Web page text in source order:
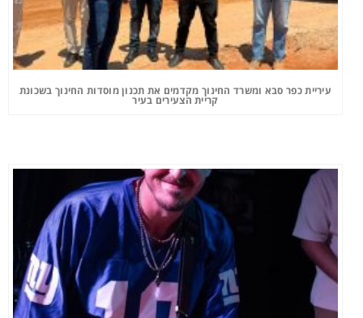
עיריית כפר סבא ומשרד החינוך מקדמים את תכנון מוסדות החינוך בשכונת
קריית הצעירים בעיר